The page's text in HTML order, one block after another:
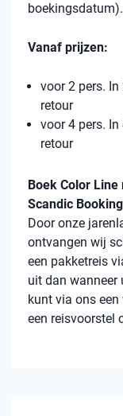
boekingsdatum).
Vanaf prijzen:
voor 2 pers.
retour
voor 4 pers.
retour
Boek Color
Scandic Booking
Door onze
ontvangen wij
een pakketreis
uit dan wanneer
kunt via ons
een reisvoorstel